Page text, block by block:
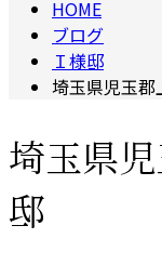
HOME
ブログ
Ｉ様邸
埼玉県児玉
埼玉県
邸